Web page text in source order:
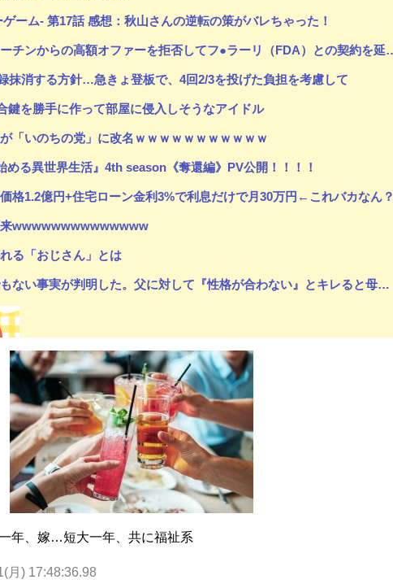
ーム- 第17話 感想：秋山さんの逆転の策がバレちゃった！
ンからの高額オファーを拒否してフ●ラーリ（FDA）との契約を延長との情報
抹消する方針…急きょ登板で、4回2/3を投げた負担を考慮して
鍵を勝手に作って部屋に侵入しそうなアイドル
「いのちの党」に改名ｗｗｗｗｗｗｗｗｗｗｗ
める異世界生活』4th season《奪還編》PV公開！！！！
格1.2億円+住宅ローン金利3%で利息だけで月30万円←これバカなん？
来wwwwwwwwwwwwww
る「おじさん」とは
事実が判明した。父に対して『性格が合わない』とキレると母が「こう言い出した」
年、嫁…短大一年、共に福祉系
月) 17:48:36.98